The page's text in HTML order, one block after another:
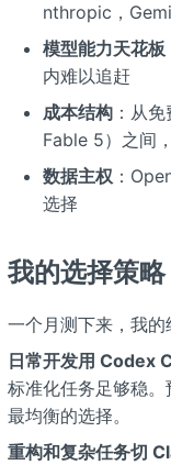
nthropic，
模型能力天花板
内难以追赶
成本结构：从
Fable 5）之间
数据主权：
选择
我的选择策略
一个月测下来，我的
日常开发用 Codex
标准化任务足够稳
最均衡的选择。
重构和复杂任务切